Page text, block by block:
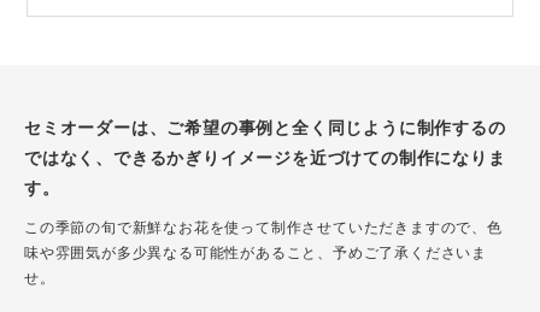
セミオーダーは、ご希望の事例と全く同じように制作するの
ではなく、できるかぎりイメージを近づけての制作になりま
す。
この季節の旬で新鮮なお花を使って制作させていただきますので、色
味や雰囲気が多少異なる可能性があること、予めご了承くださいま
せ。